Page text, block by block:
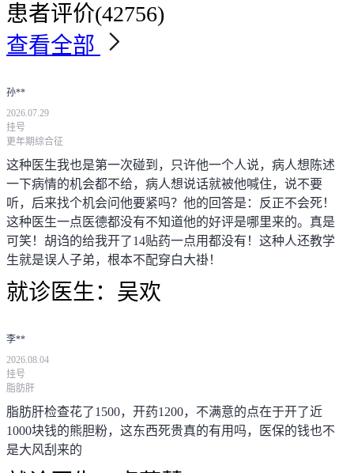
患者评价(42756)
查看全部
孙**
2026.07.29
挂号
更年期综合征
这种医生我也是第一次碰到，只许他一个人说，病人想陈述
一下病情的机会都不给，病人想说话就被他喊住，说不要
听，后来找个机会问他要紧吗？他的回答是：反正不会死！
这种医生一点医德都没有不知道他的好评是哪里来的。真是
可笑！胡诌的给我开了14贴药一点用都没有！这种人还教学
生就是误人子弟，根本不配穿白大褂！
就诊医生： 吴欢
李**
2026.08.04
挂号
脂肪肝
脂肪肝检查花了1500，开药1200，不满意的点在于开了近
1000块钱的熊胆粉，这东西死贵真的有用吗，医保的钱也不
是大风刮来的